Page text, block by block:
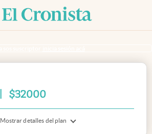
$32000
Mostrar detalles del plan